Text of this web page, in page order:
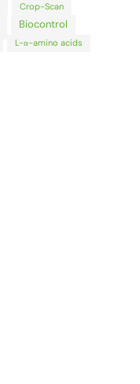
Crop-Scan
Biocontrol
L-α-amino acids